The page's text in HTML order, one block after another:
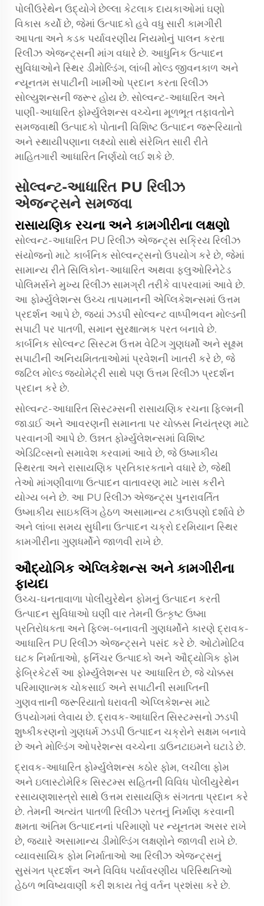
પોલીઉરેથેન ઉદ્યોગે છેલ્લા કેટલાક દાયકાઓમાં ઘણો
વિકાસ કર્યો છે, જેમાં ઉત્પાદકો હવે વધુ સારી કામગીરી
આપતા અને કડક પર્યાવરણીય નિયમોનું પાલન કરતા
રિલીઝ એજન્ટ્સની માંગ વધારે છે. આધુનિક ઉત્પાદન
સુવિધાઓને સ્થિર ડીમોલ્ડિંગ, લાંબી મોલ્ડ જીવનકાળ અને
ન્યૂનતમ સપાટીની ખામીઓ પ્રદાન કરતા રિલીઝ
સોલ્યુશન્સની જરૂર હોય છે. સોલ્વન્ટ-આધારિત અને
પાણી-આધારિત ફોર્મ્યુલેશન્સ વચ્ચેના મૂળભૂત તફાવતોને
સમજવાથી ઉત્પાદકો પોતાની વિશિષ્ટ ઉત્પાદન જરૂરિયાતો
અને સ્થાયીપણાના લક્ષ્યો સાથે સંરેખિત સારી રીતે
માહિતગારી આધારિત નિર્ણયો લઈ શકે છે.
સોલ્વન્ટ-આધારિત PU રિલીઝ
એજન્ટ્સને સમજવા
રાસાયણિક રચના અને કામગીરીના લક્ષણો
સોલ્વન્ટ-આધારિત PU રિલીઝ એજન્ટ્સ સક્રિય રિલીઝ
સંયોજનો માટે કાર્બનિક સોલ્વન્ટ્સનો ઉપયોગ કરે છે, જેમાં
સામાન્ય રીતે સિલિકોન-આધારિત અથવા ફ્લુઓરિનેટેડ
પોલિમર્સને મુખ્ય રિલીઝ સામગ્રી તરીકે વાપરવામાં આવે છે.
આ ફોર્મ્યુલેશન્સ ઉચ્ચ તાપમાનની એપ્લિકેશન્સમાં ઉત્તમ
પ્રદર્શન આપે છે, જ્યાં ઝડપી સોલ્વન્ટ વાષ્પીભવન મોલ્ડની
સપાટી પર પાતળી, સમાન સુરક્ષાત્મક પરત બનાવે છે.
કાર્બનિક સોલ્વન્ટ સિસ્ટમ ઉત્તમ વેટિંગ ગુણધર્મો અને સૂક્ષ્મ
સપાટીની અનિયમિતતાઓમાં પ્રવેશની ખાતરી કરે છે, જે
જટિલ મોલ્ડ જ્યોમેટ્રી સાથે પણ ઉત્તમ રિલીઝ પ્રદર્શન
પ્રદાન કરે છે.
સોલ્વન્ટ-આધારિત સિસ્ટમ્સની રાસાયણિક રચના ફિલ્મની
જાડાઈ અને આવરણની સમાનતા પર ચોક્કસ નિયંત્રણ માટે
પરવાનગી આપે છે. ઉન્નત ફોર્મ્યુલેશન્સમાં વિશિષ્ટ
એડિટિવ્સનો સમાવેશ કરવામાં આવે છે, જે ઉષ્માકીય
સ્થિરતા અને રાસાયણિક પ્રતિકારકતાને વધારે છે, જેથી
તેઓ માંગણીવાળા ઉત્પાદન વાતાવરણ માટે ખાસ કરીને
યોગ્ય બને છે. આ PU રિલીઝ એજન્ટ્સ પુનરાવર્તિત
ઉષ્માકીય સાઇકલિંગ હેઠળ અસામાન્ય ટકાઉપણો દર્શાવે છે
અને લાંબા સમય સુધીના ઉત્પાદન ચક્રો દરમિયાન સ્થિર
કામગીરીના ગુણધર્મોને જાળવી રાખે છે.
ઔદ્યોગિક એપ્લિકેશન્સ અને કામગીરીના
ફાયદા
ઉચ્ચ-ઘનતાવાળા પોલીયુરેથેન ફોમનું ઉત્પાદન કરતી
ઉત્પાદન સુવિધાઓ ઘણી વાર તેમની ઉત્કૃષ્ટ ઉષ્મા
પ્રતિરોધકતા અને ફિલ્મ-બનાવતી ગુણધર્મોને કારણે દ્રાવક-
આધારિત PU રિલીઝ એજન્ટ્સને પસંદ કરે છે. ઓટોમોટિવ
ઘટક નિર્માતાઓ, ફર્નિચર ઉત્પાદકો અને ઔદ્યોગિક ફોમ
ફેબ્રિકેટર્સ આ ફોર્મ્યુલેશન્સ પર આધારિત છે, જે ચોક્કસ
પરિમાણાત્મક ચોકસાઈ અને સપાટીની સમાપ્તિની
ગુણવત્તાની જરૂરિયાતો ધરાવતી એપ્લિકેશન્સ માટે
ઉપયોગમાં લેવાય છે. દ્રાવક-આધારિત સિસ્ટમ્સનો ઝડપી
શુષ્કીકરણનો ગુણધર્મ ઝડપી ઉત્પાદન ચક્રોને સક્ષમ બનાવે
છે અને મોલ્ડિંગ ઓપરેશન્સ વચ્ચેના ડાઉનટાઇમને ઘટાડે છે.
દ્રાવક-આધારિત ફોર્મ્યુલેશન્સ કઠોર ફોમ, લચીલા ફોમ
અને ઇલાસ્ટોમેરિક સિસ્ટમ્સ સહિતની વિવિધ પોલીયુરેથેન
રસાયણશાસ્ત્રો સાથે ઉત્તમ રાસાયણિક સંગતતા પ્રદાન કરે
છે. તેમની અત્યંત પાતળી રિલીઝ પરતનું નિર્માણ કરવાની
ક્ષમતા અંતિમ ઉત્પાદનનાં પરિમાણો પર ન્યૂનતમ અસર રાખે
છે, જ્યારે અસામાન્ય ડીમોલ્ડિંગ લક્ષણોને જાળવી રાખે છે.
વ્યાવસાયિક ફોમ નિર્માતાઓ આ રિલીઝ એજન્ટ્સનું
સુસંગત પ્રદર્શન અને વિવિધ પર્યાવરણીય પરિસ્થિતિઓ
હેઠળ ભવિષ્યવાણી કરી શકાય તેવું વર્તન પ્રશંસા કરે છે.